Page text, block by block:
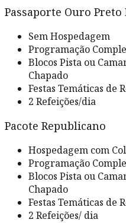
Passaporte Ouro Preto
Sem Hospedagem
Programação
Blocos Pista ou
Chapado
Festas Temáticas de
2 Refeições/dia
Pacote Republicano
Hospedagem com
Programação
Blocos Pista ou
Chapado
Festas Temáticas de
2 Refeições/ dia